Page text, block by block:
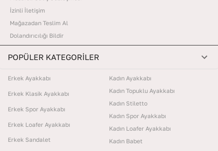
İzinli İletişim
Mağazadan Teslim Al
Dolandırıcılığı Bildir
POPÜLER KATEGORİLER
Erkek Ayakkabı
Erkek Klasik Ayakkabı
Erkek Spor Ayakkabı
Erkek Loafer Ayakkabı
Erkek Sandalet
Kadın Ayakkabı
Kadın Topuklu Ayakkabı
Kadın Stiletto
Kadın Spor Ayakkabı
Kadın Loafer Ayakkabı
Kadın Babet